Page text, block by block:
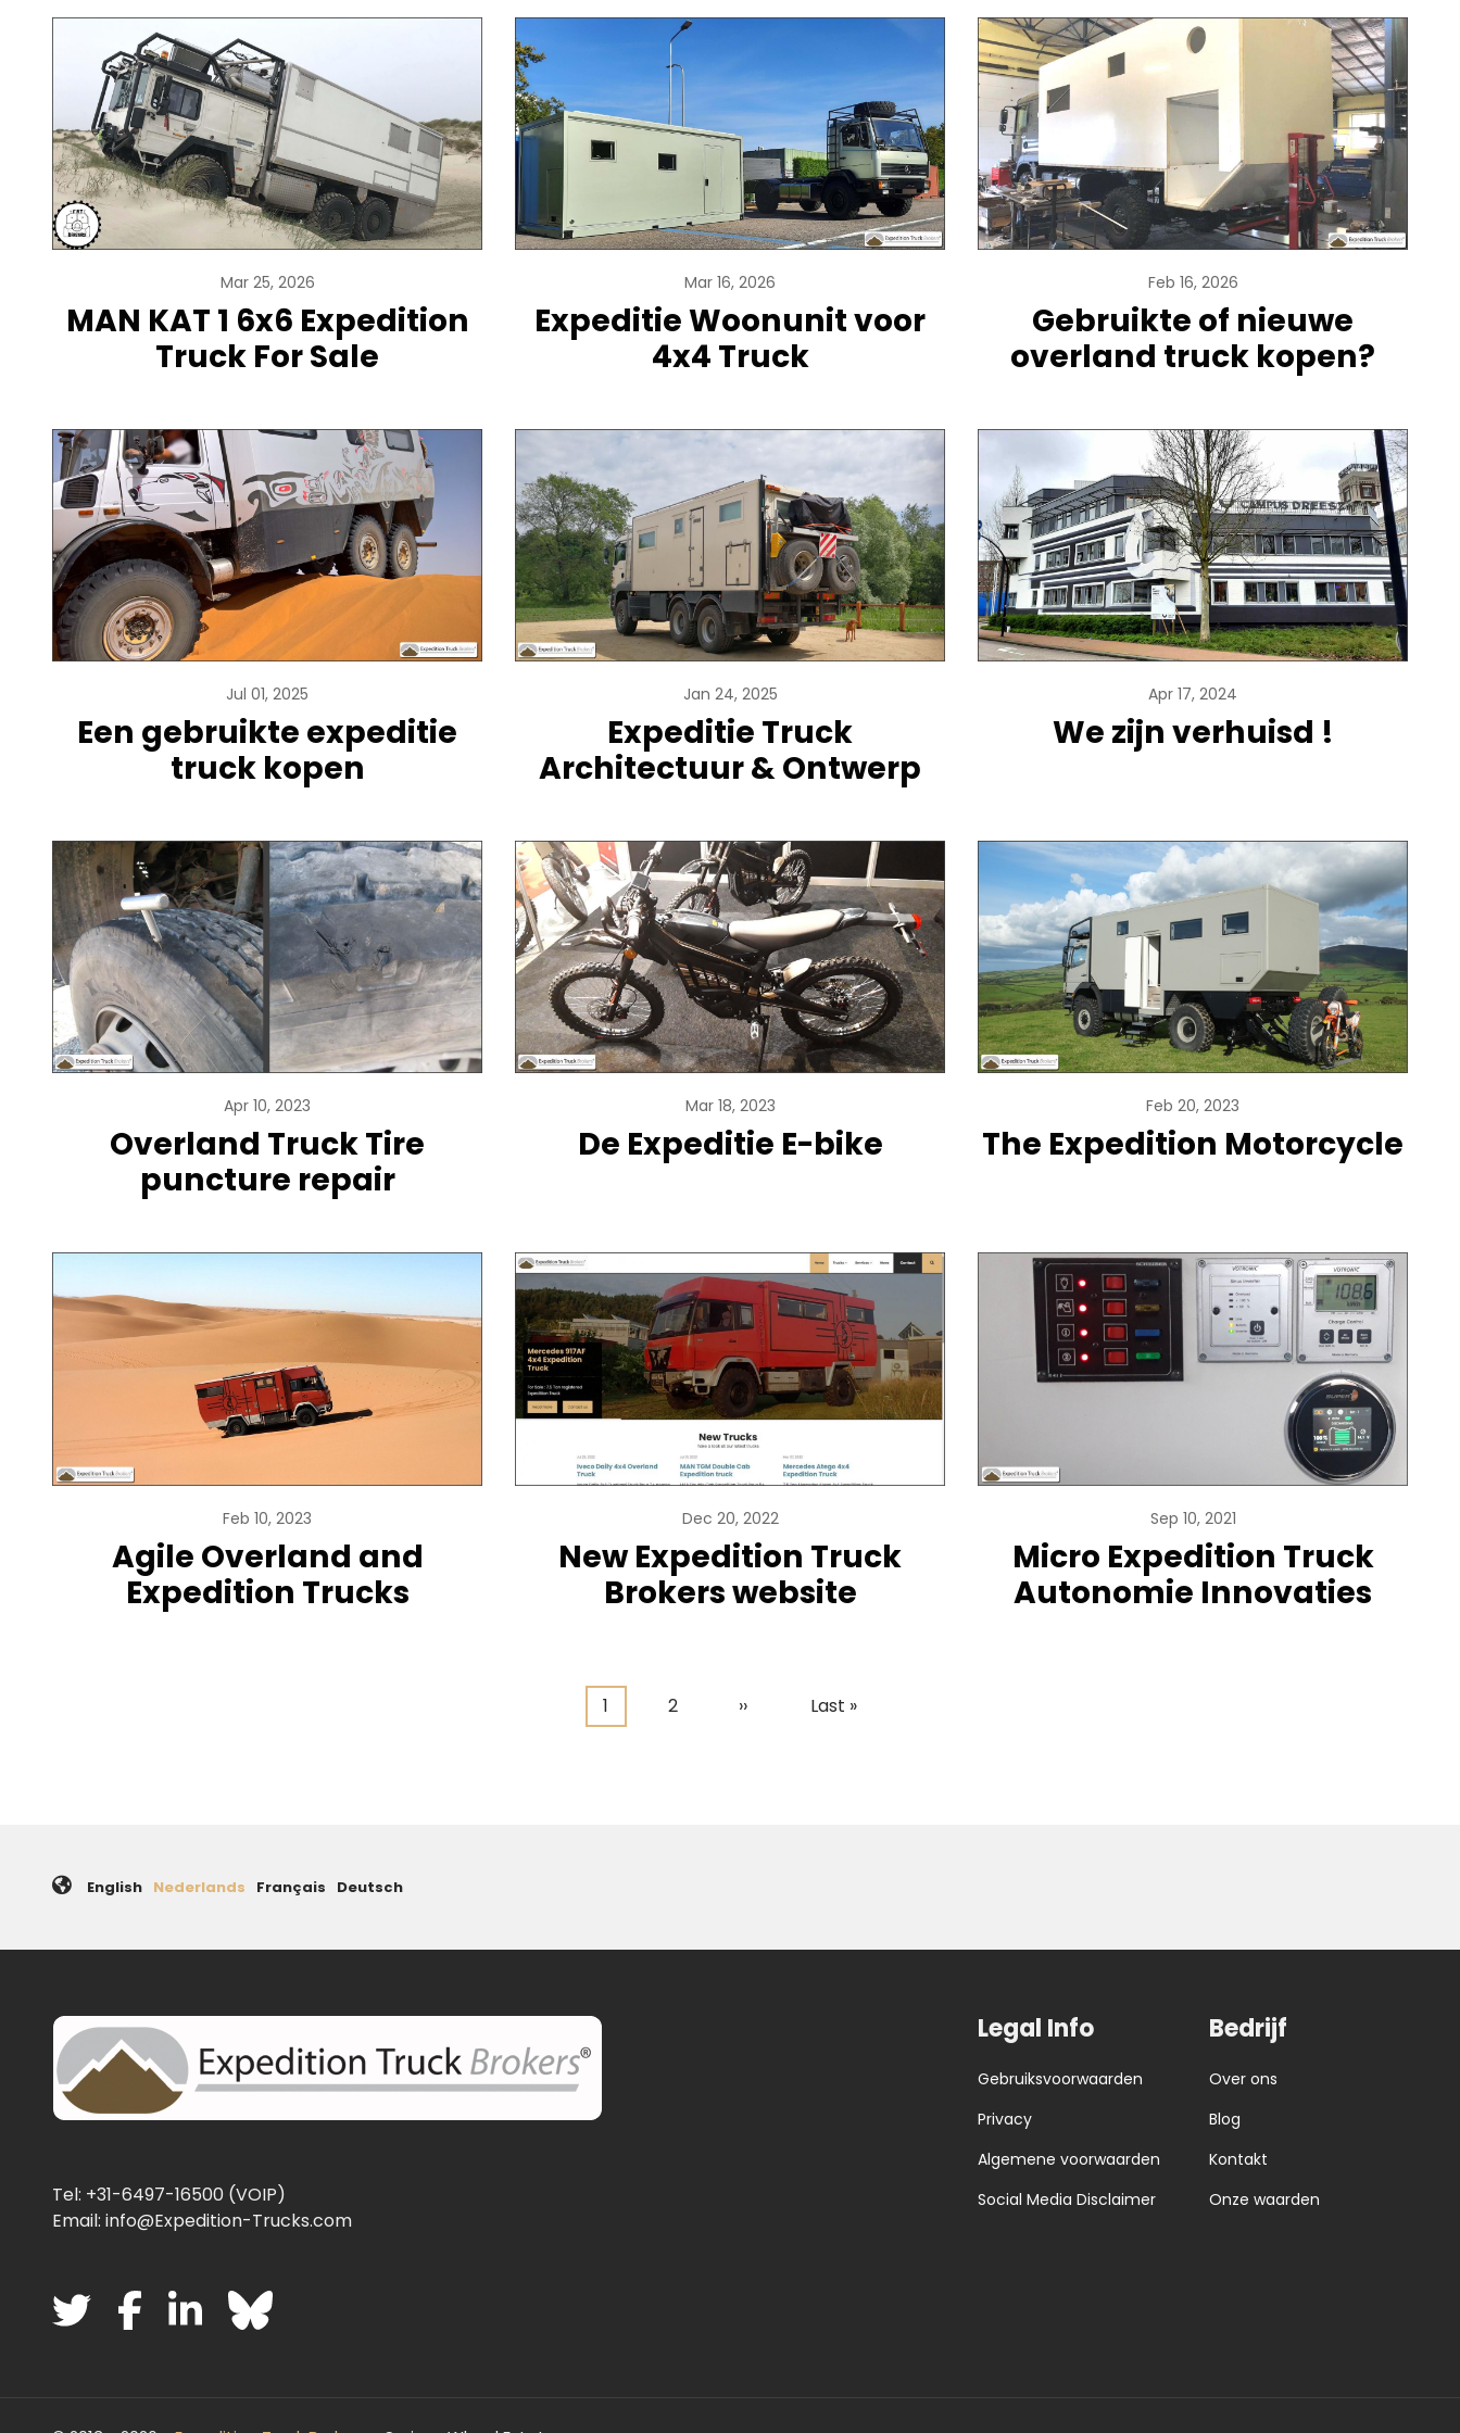
Mar 25, 2026
MAN KAT 1 6x6 Expedition
Truck For Sale
Mar 16, 2026
Expeditie Woonunit voor
4x4 Truck
Feb 16, 2026
Gebruikte of nieuwe
overland truck kopen?
Jul 01, 2025
Een gebruikte expeditie
truck kopen
Jan 24, 2025
Expeditie Truck
Architectuur & Ontwerp
Apr 17, 2024
We zijn verhuisd !
Apr 10, 2023
Overland Truck Tire
puncture repair
Mar 18, 2023
De Expeditie E-bike
Feb 20, 2023
The Expedition Motorcycle
Feb 10, 2023
Agile Overland and
Expedition Trucks
Dec 20, 2022
New Expedition Truck
Brokers website
Sep 10, 2021
Micro Expedition Truck
Autonomie Innovaties
Huidige
1 Pagina
2
Volgende
››
Laatste
Last »
English Nederlands Français Deutsch
Tel: +31-6497-16500 (VOIP)
Email: info@Expedition-Trucks.com
Legal Info
Gebruiksvoorwaarden
Privacy
Algemene voorwaarden
Social Media Disclaimer
Bedrijf
Over ons
Blog
Kontakt
Onze waarden